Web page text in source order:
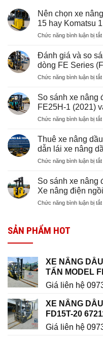
Nên chọn xe
15 hay Komatsu
Chức năng bình luận bị tắtở
Đánh giá và so
dòng FE Series
Chức năng bình luận bị tắtở
3
So sánh xe nâng
FE25H-1 (2021)
Chức năng bình luận bị tắtở
Thuê xe nâng
dẫn lái xe nâng
Chức năng bình luận bị tắtở
So sánh xe nâng
Xe nâng điện
Chức năng bình luận bị tắtở
lái
SẢN PHẨM HOT
XE NÂNG
TẤN MODEL
Giá liên hệ
XE NÂNG
FD15T-20
Giá liên hệ